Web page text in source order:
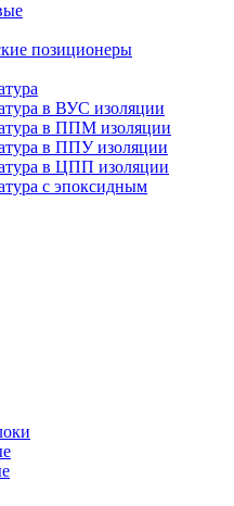
позиционеры
в ВУС изоляции
в ППМ изоляции
в ППУ изоляции
в ЦПП изоляции
с эпоксидным